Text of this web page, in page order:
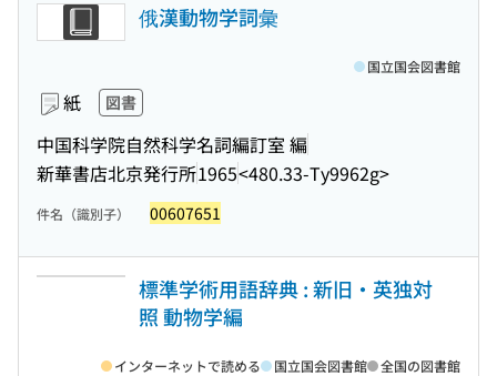
俄漢動物学詞彙
紙 図書
中国科学院自然科学名詞編訂室 編
新華書店北京発行所1965<480.33-Ty9962g>
国立国会図書館
件名（識別子） 00607651
標準学術用語辞典 : 新旧・英独対
照 動物学編
インターネットで読める 国立国会図書館 全国の図書館